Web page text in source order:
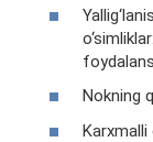
Nokning